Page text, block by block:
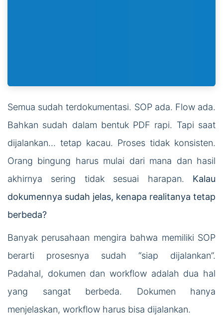
Semua sudah terdokumentasi. SOP ada. Flow ada.
Bahkan sudah dalam bentuk PDF rapi. Tapi saat
dijalankan… tetap kacau. Proses tidak konsisten.
Orang bingung harus mulai dari mana dan hasil
akhirnya sering tidak sesuai harapan. Kalau
dokumennya sudah jelas, kenapa realitanya tetap
berbeda?
Banyak perusahaan mengira bahwa memiliki SOP
berarti prosesnya sudah “siap dijalankan”.
Padahal, dokumen dan workflow adalah dua hal
yang sangat berbeda. Dokumen hanya
menjelaskan, workflow harus bisa dijalankan.